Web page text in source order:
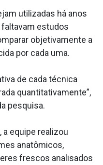
utilizadas há anos
estudos
objetivamente a
por cada uma.
de cada técnica
quantitativamente”,
pesquisa.
a equipe realizou
anatômicos,
frescos analisados